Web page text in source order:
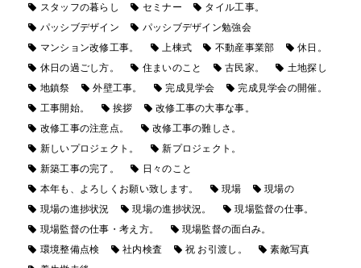
スタッフの暮らし
セミナー
タイル工事。
パッシブデザイン
パッシブデザイン勉強会
マンション改修工事。
上棟式 不動産事業部
休日。
休日の過ごし方。
住まいのこと 古民家。
土地探し
地鎮祭
外壁工事。 完成見学会
完成見学会の開催。
工事開始。
挨拶
改修工事の大事な事。
改修工事の注意点。
改修工事の難しさ。
新しいプロジェクト。
新プロジェクト。
新築工事の完了。
日々のこと
本年も、よろしくお願い致します。
現場
現場の
現場の進捗状況
現場の進捗状況。
現場監督の仕事。
現場監督の仕事・考え方。
現場監督の面白み。
環境整備点検
社内検査 祝 お引渡し。
素敵写真